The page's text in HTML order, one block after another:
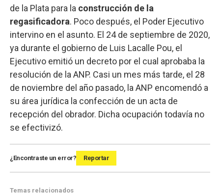
de la Plata para la construcción de la
regasificadora. Poco después, el Poder Ejecutivo
intervino en el asunto. El 24 de septiembre de 2020,
ya durante el gobierno de Luis Lacalle Pou, el
Ejecutivo emitió un decreto por el cual aprobaba la
resolución de la ANP. Casi un mes más tarde, el 28
de noviembre del año pasado, la ANP encomendó a
su área jurídica la confección de un acta de
recepción del obrador. Dicha ocupación todavía no
se efectivizó.
¿Encontraste un error? Reportar
Temas relacionados